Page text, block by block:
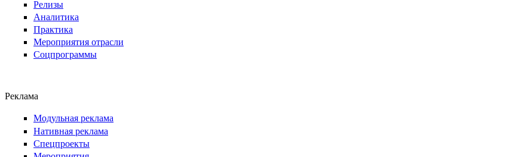
Релизы
Аналитика
Практика
Мероприятия отрасли
Соцпрограммы
Реклама
Модульная реклама
Нативная реклама
Спецпроекты